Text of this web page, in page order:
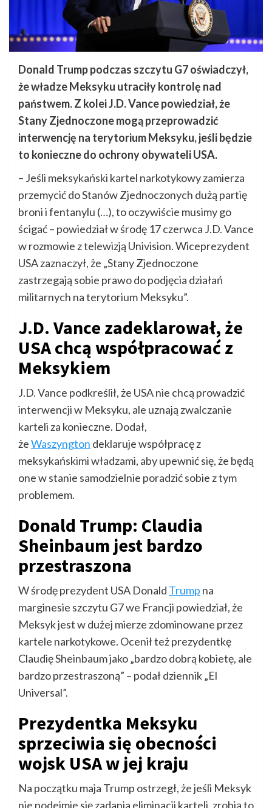
Donald Trump podczas szczytu G7 oświadczył,
że władze Meksyku utraciły kontrolę nad
państwem. Z kolei J.D. Vance powiedział, że
Stany Zjednoczone mogą przeprowadzić
interwencję na terytorium Meksyku, jeśli będzie
to konieczne do ochrony obywateli USA.
– Jeśli meksykański kartel narkotykowy zamierza
przemycić do Stanów Zjednoczonych dużą partię
broni i fentanylu (…), to oczywiście musimy go
ścigać – powiedział w środę 17 czerwca J.D. Vance
w rozmowie z telewizją Univision. Wiceprezydent
USA zaznaczył, że „Stany Zjednoczone
zastrzegają sobie prawo do podjęcia działań
militarnych na terytorium Meksyku”.
J.D. Vance zadeklarował, że
USA chcą współpracować z
Meksykiem
J.D. Vance podkreślił, że USA nie chcą prowadzić
interwencji w Meksyku, ale uznają zwalczanie
karteli za konieczne. Dodał,
żeWaszyngton deklaruje współpracę z
meksykańskimi władzami, aby upewnić się, że będą
one w stanie samodzielnie poradzić sobie z tym
problemem.
Donald Trump: Claudia
Sheinbaum jest bardzo
przestraszona
W środę prezydent USA Donald Trump na
marginesie szczytu G7 we Francji powiedział, że
Meksyk jest w dużej mierze zdominowane przez
kartele narkotykowe. Ocenił też prezydentkę
Claudię Sheinbaum jako „bardzo dobrą kobietę, ale
bardzo przestraszoną” – podał dziennik „El
Universal”.
Prezydentka Meksyku
sprzeciwia się obecności
wojsk USA w jej kraju
Na początku maja Trump ostrzegł, że jeśli Meksyk
nie podejmie się zadania eliminacji karteli, zrobią to